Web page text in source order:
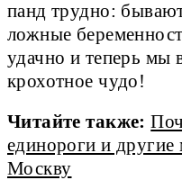
панд трудно:
ложные
удачно и теперь мы
крохотное чудо!
Читайте также:
единороги и
Москву